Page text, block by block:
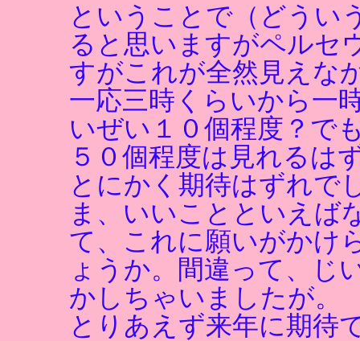
ということで（どうい
ると思いますがペルセ
すがこれが全然見えな
一応三時くらいから一
いぜい１０個程度？で
５０個程度は見れるは
とにかく期待はずれで
ま、いいことといえば
て、これに願いがかけ
ょうか。間違って、
かしちゃいましたが。
とりあえず来年に期待